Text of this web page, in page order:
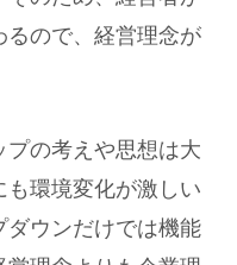
ので、経営理念が
の考えや思想は大
環境変化が激しい
ダウンだけでは機能